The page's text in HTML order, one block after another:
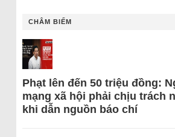
CHÂM BIẾM
Phạt lên đến 50 triệu đồng:
mạng xã hội phải chịu trách
khi dẫn nguồn báo chí